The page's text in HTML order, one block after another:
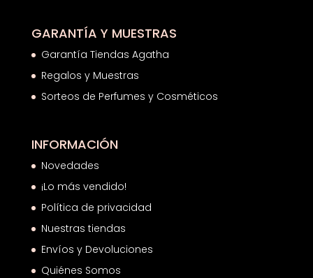
GARANTÍA Y MUESTRAS
Garantía Tiendas Agatha
Regalos y Muestras
Sorteos de Perfumes y Cosméticos
INFORMACIÓN
Novedades
¡Lo más vendido!
Política de privacidad
Nuestras tiendas
Envíos y Devoluciones
Quiénes Somos